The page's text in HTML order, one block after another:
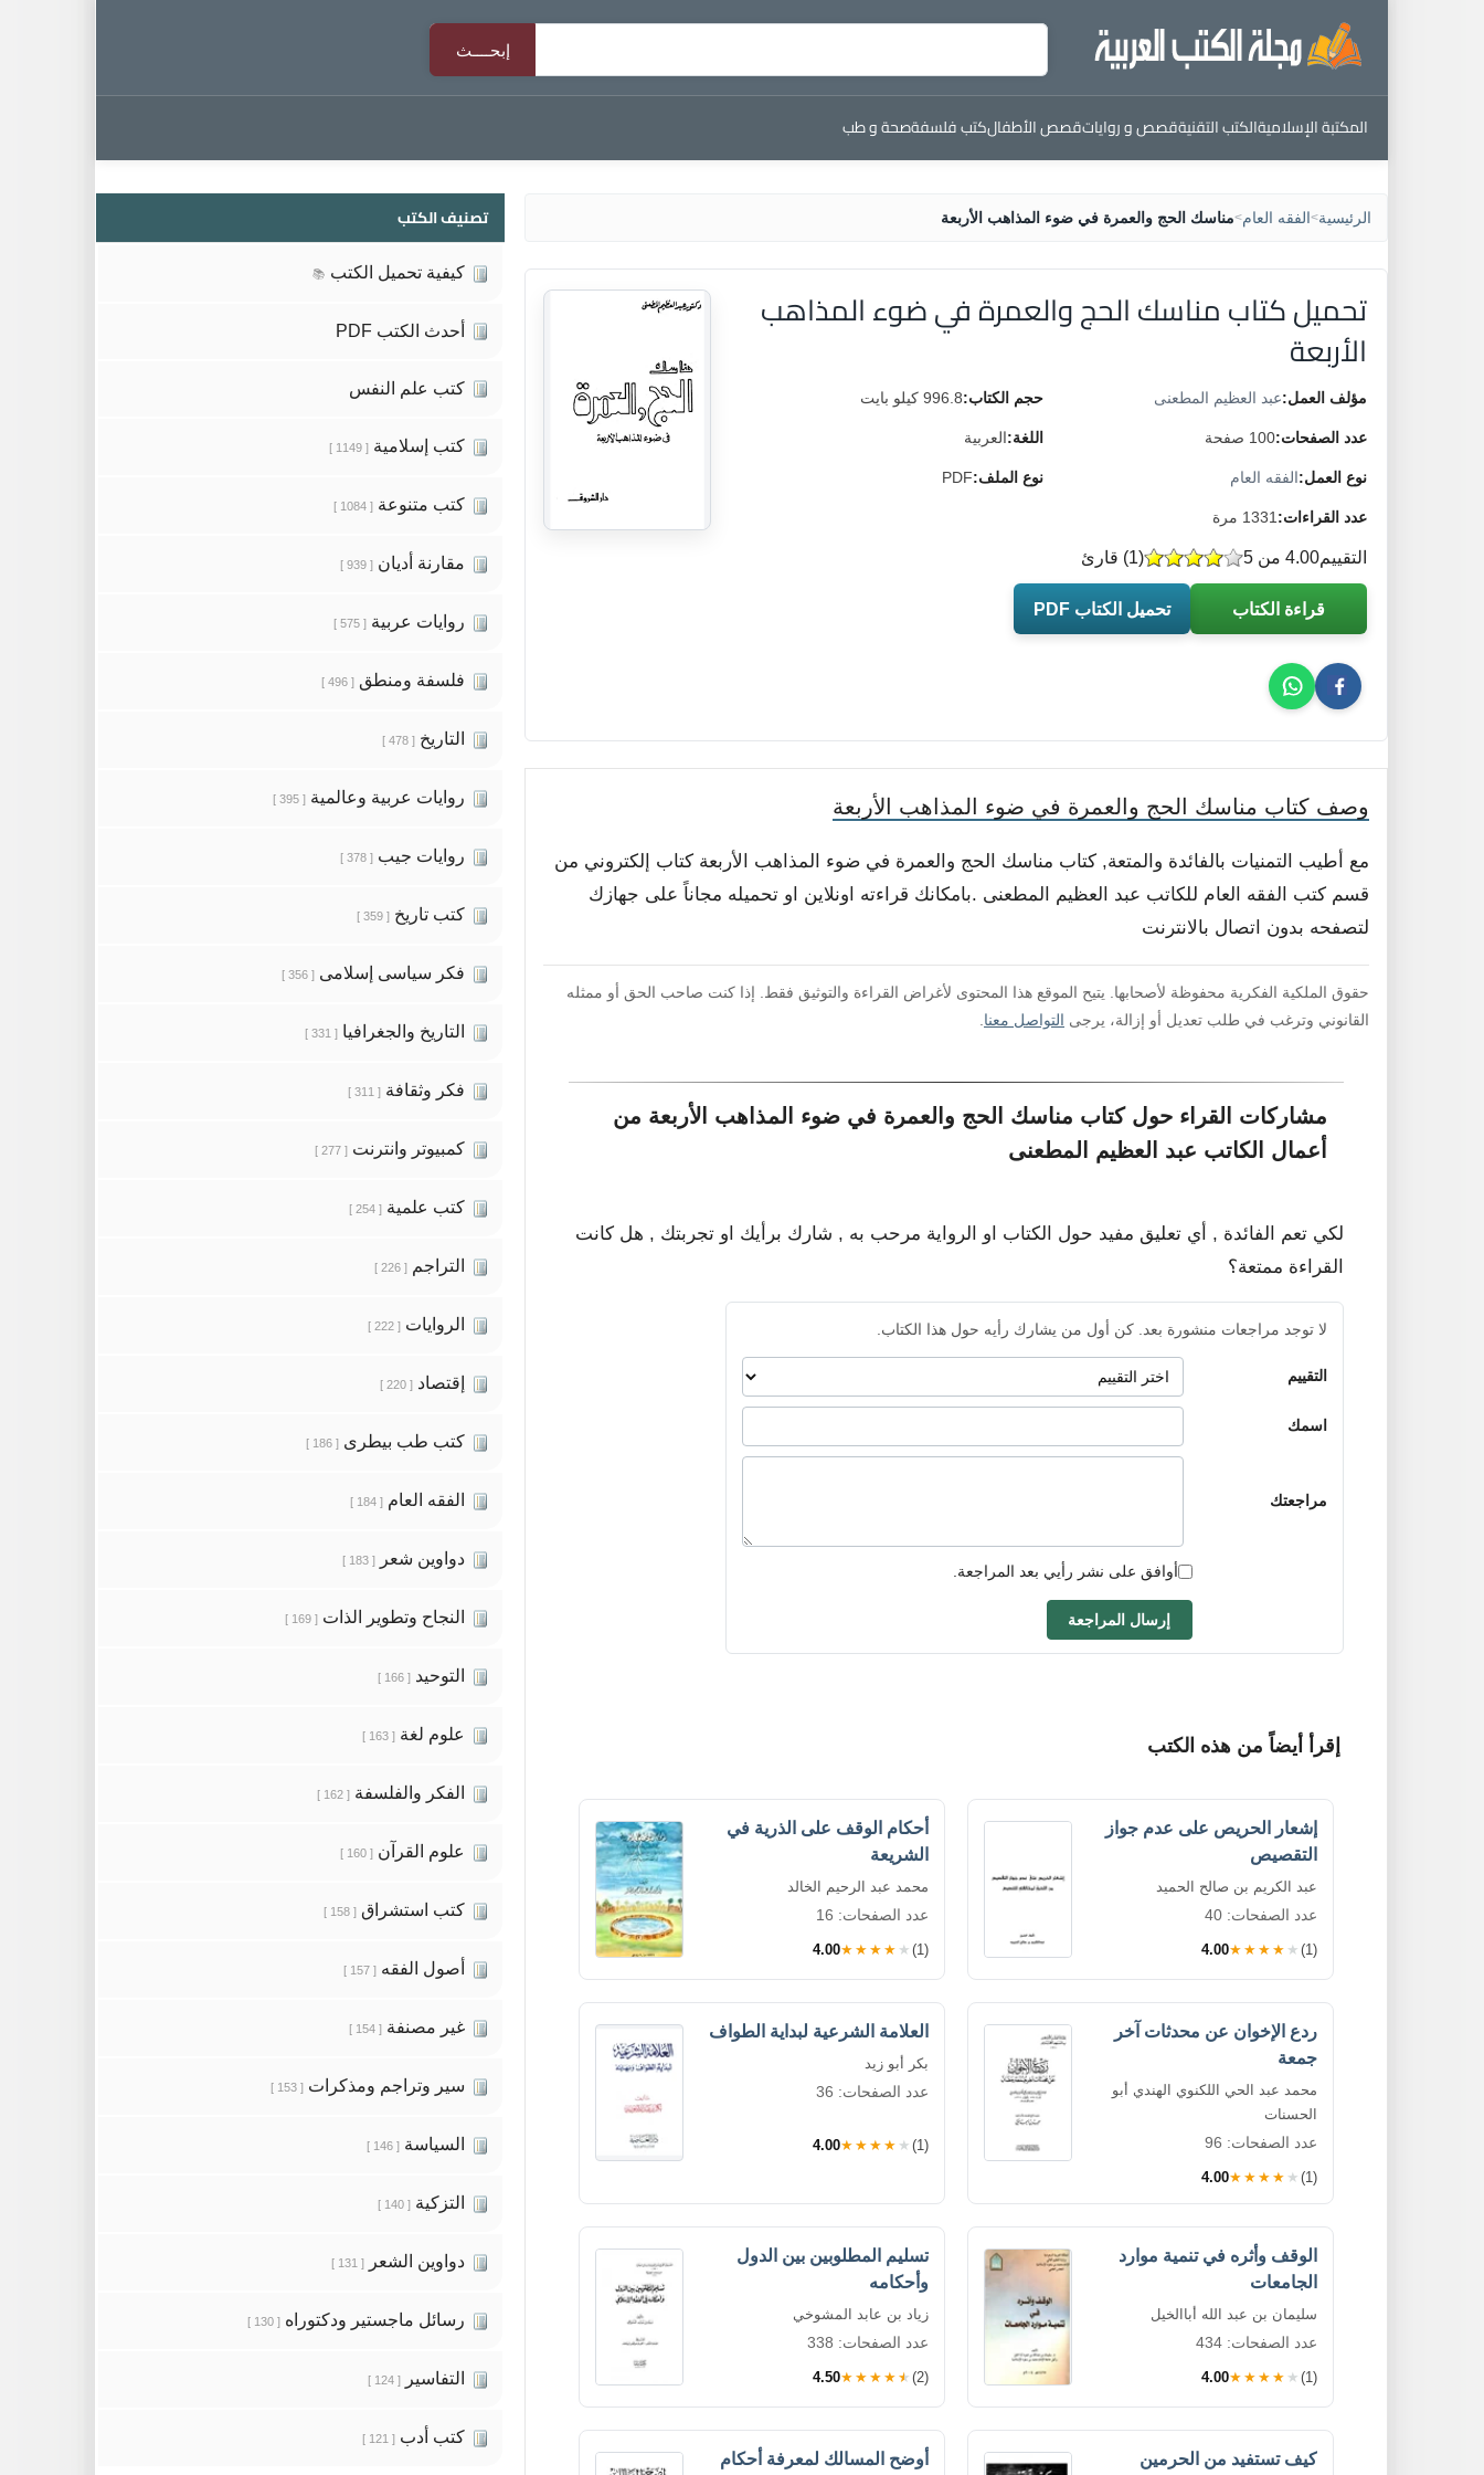
المكتبة الإسلاميةالكتب التقنيةقصص و رواياتقصص الأطفالكتب فلسفةصحة و طب
الرئيسية>الفقه العام>مناسك الحج والعمرة في ضوء المذاهب الأربعة
تحميل كتاب مناسك الحج والعمرة في ضوء المذاهب
الأربعة
مؤلف العمل:عبد العظيم المطعنى حجم الكتاب:996.8 كيلو بايت
عدد الصفحات:100 صفحة اللغة:العربية
نوع العمل:الفقه العام نوع الملف:PDF
عدد القراءات: 1331 مرة
التقييم (
1) قارئ 4.00 من 5
قراءة الكتاب تحميل الكتاب PDF
وصف كتاب مناسك الحج والعمرة في ضوء المذاهب الأربعة
مع أطيب التمنيات بالفائدة والمتعة, كتاب مناسك الحج والعمرة في ضوء المذاهب الأربعة كتاب إلكتروني من
قسم كتب الفقه العام للكاتب عبد العظيم المطعنى .بامكانك قراءته اونلاين او تحميله مجاناً على جهازك
لتصفحه بدون اتصال بالانترنت
حقوق الملكية الفكرية محفوظة لأصحابها. يتيح الموقع هذا المحتوى لأغراض القراءة والتوثيق فقط. إذا كنت صاحب الحق أو ممثله
القانوني وترغب في طلب تعديل أو إزالة، يرجى التواصل معنا
مشاركات القراء حول كتاب مناسك الحج والعمرة في ضوء المذاهب الأربعة من
أعمال الكاتب عبد العظيم المطعنى
لكي تعم الفائدة , أي تعليق مفيد حول الكتاب او الرواية مرحب به , شارك برأيك او تجربتك , هل كانت
القراءة ممتعة؟
لا توجد مراجعات منشورة بعد. كن أول من يشارك رأيه حول هذا الكتاب.
التقييم
اسمك
مراجعتك
أوافق على نشر رأيي بعد المراجعة.
إرسال المراجعة
إقرأ أيضاً من هذه الكتب
إشعار الحريص على عدم جواز
التقصيص
عبد الكريم بن صالح الحميد
عدد الصفحات: 40
4.00★★★★★ (1)
أحكام الوقف على الذرية في
الشريعة
محمد عبد الرحيم الخالد
عدد الصفحات: 16
4.00★★★★★ (1)
ردع الإخوان عن محدثات آخر
جمعة
محمد عبد الحي اللكنوي الهندي أبو
الحسنات
عدد الصفحات: 96
4.00★★★★★ (1)
العلامة الشرعية لبداية الطواف
بكر أبو زيد
عدد الصفحات: 36
4.00★★★★★ (1)
الوقف وأثره في تنمية موارد
الجامعات
سليمان بن عبد الله أباالخيل
عدد الصفحات: 434
4.00★★★★★ (1)
تسليم المطلوبين بين الدول
وأحكامه
زياد بن عابد المشوخي
عدد الصفحات: 338
4.50★★★★★ (2)
كيف تستفيد من الحرمين أوضح المسالك لمعرفة أحكام
تصنيف الكتب
كيفية تحميل الكتب 📚
أحدث الكتب PDF
كتب علم النفس
كتب إسلامية [ 1149 ]
كتب متنوعة [ 1084 ]
مقارنة أديان [ 939 ]
روايات عربية [ 575 ]
فلسفة ومنطق [ 496 ]
التاريخ [ 478 ]
روايات عربية وعالمية [ 395 ]
روايات جيب [ 378 ]
كتب تاريخ [ 359 ]
فكر سياسى إسلامى [ 356 ]
التاريخ والجغرافيا [ 331 ]
فكر وثقافة [ 311 ]
كمبيوتر وانترنت [ 277 ]
كتب علمية [ 254 ]
التراجم [ 226 ]
الروايات [ 222 ]
إقتصاد [ 220 ]
كتب طب بيطرى [ 186 ]
الفقه العام [ 184 ]
دواوين شعر [ 183 ]
النجاح وتطوير الذات [ 169 ]
التوحيد [ 166 ]
علوم لغة [ 163 ]
الفكر والفلسفة [ 162 ]
علوم القرآن [ 160 ]
كتب استشراق [ 158 ]
أصول الفقه [ 157 ]
غير مصنفة [ 154 ]
سير وتراجم ومذكرات [ 153 ]
السياسة [ 146 ]
التزكية [ 140 ]
دواوين الشعر [ 131 ]
رسائل ماجستير ودكتوراه [ 130 ]
التفاسير [ 124 ]
كتب أدب [ 121 ]